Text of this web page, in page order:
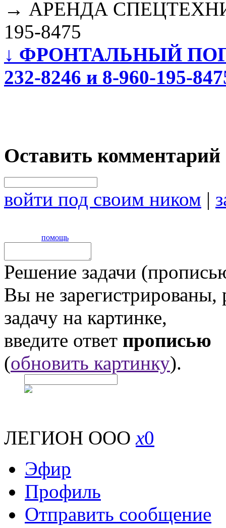
→ АРЕНДА
195-8475
↓ ФРОНТАЛЬНЫЙ
232-8246 и 8-960-195-
Оставить комментарий
войти под своим ником |
помощь
Решение задачи
Вы не
задачу на картинке,
введите ответ прописью
(обновить картинку).
ЛЕГИОН ОООx0
Эфир
Профиль
Отправить сообщение